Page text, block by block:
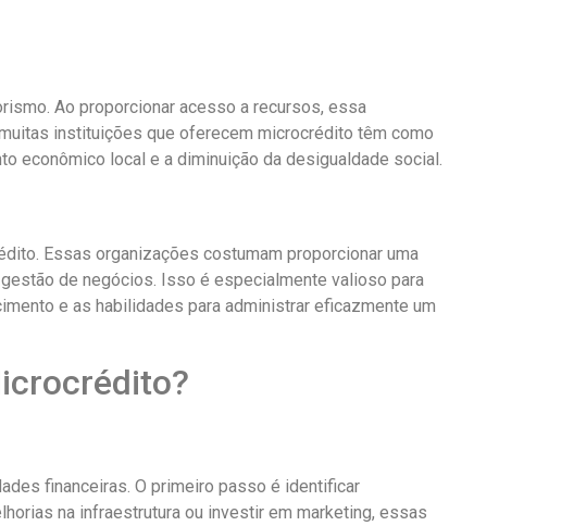
Ao proporcionar acesso a recursos, essa
instituições que oferecem microcrédito têm como
econômico local e a diminuição da desigualdade social.
Essas organizações costumam proporcionar uma
de negócios. Isso é especialmente valioso para
e as habilidades para administrar eficazmente um
financeiras. O primeiro passo é identificar
na infraestrutura ou investir em marketing, essas